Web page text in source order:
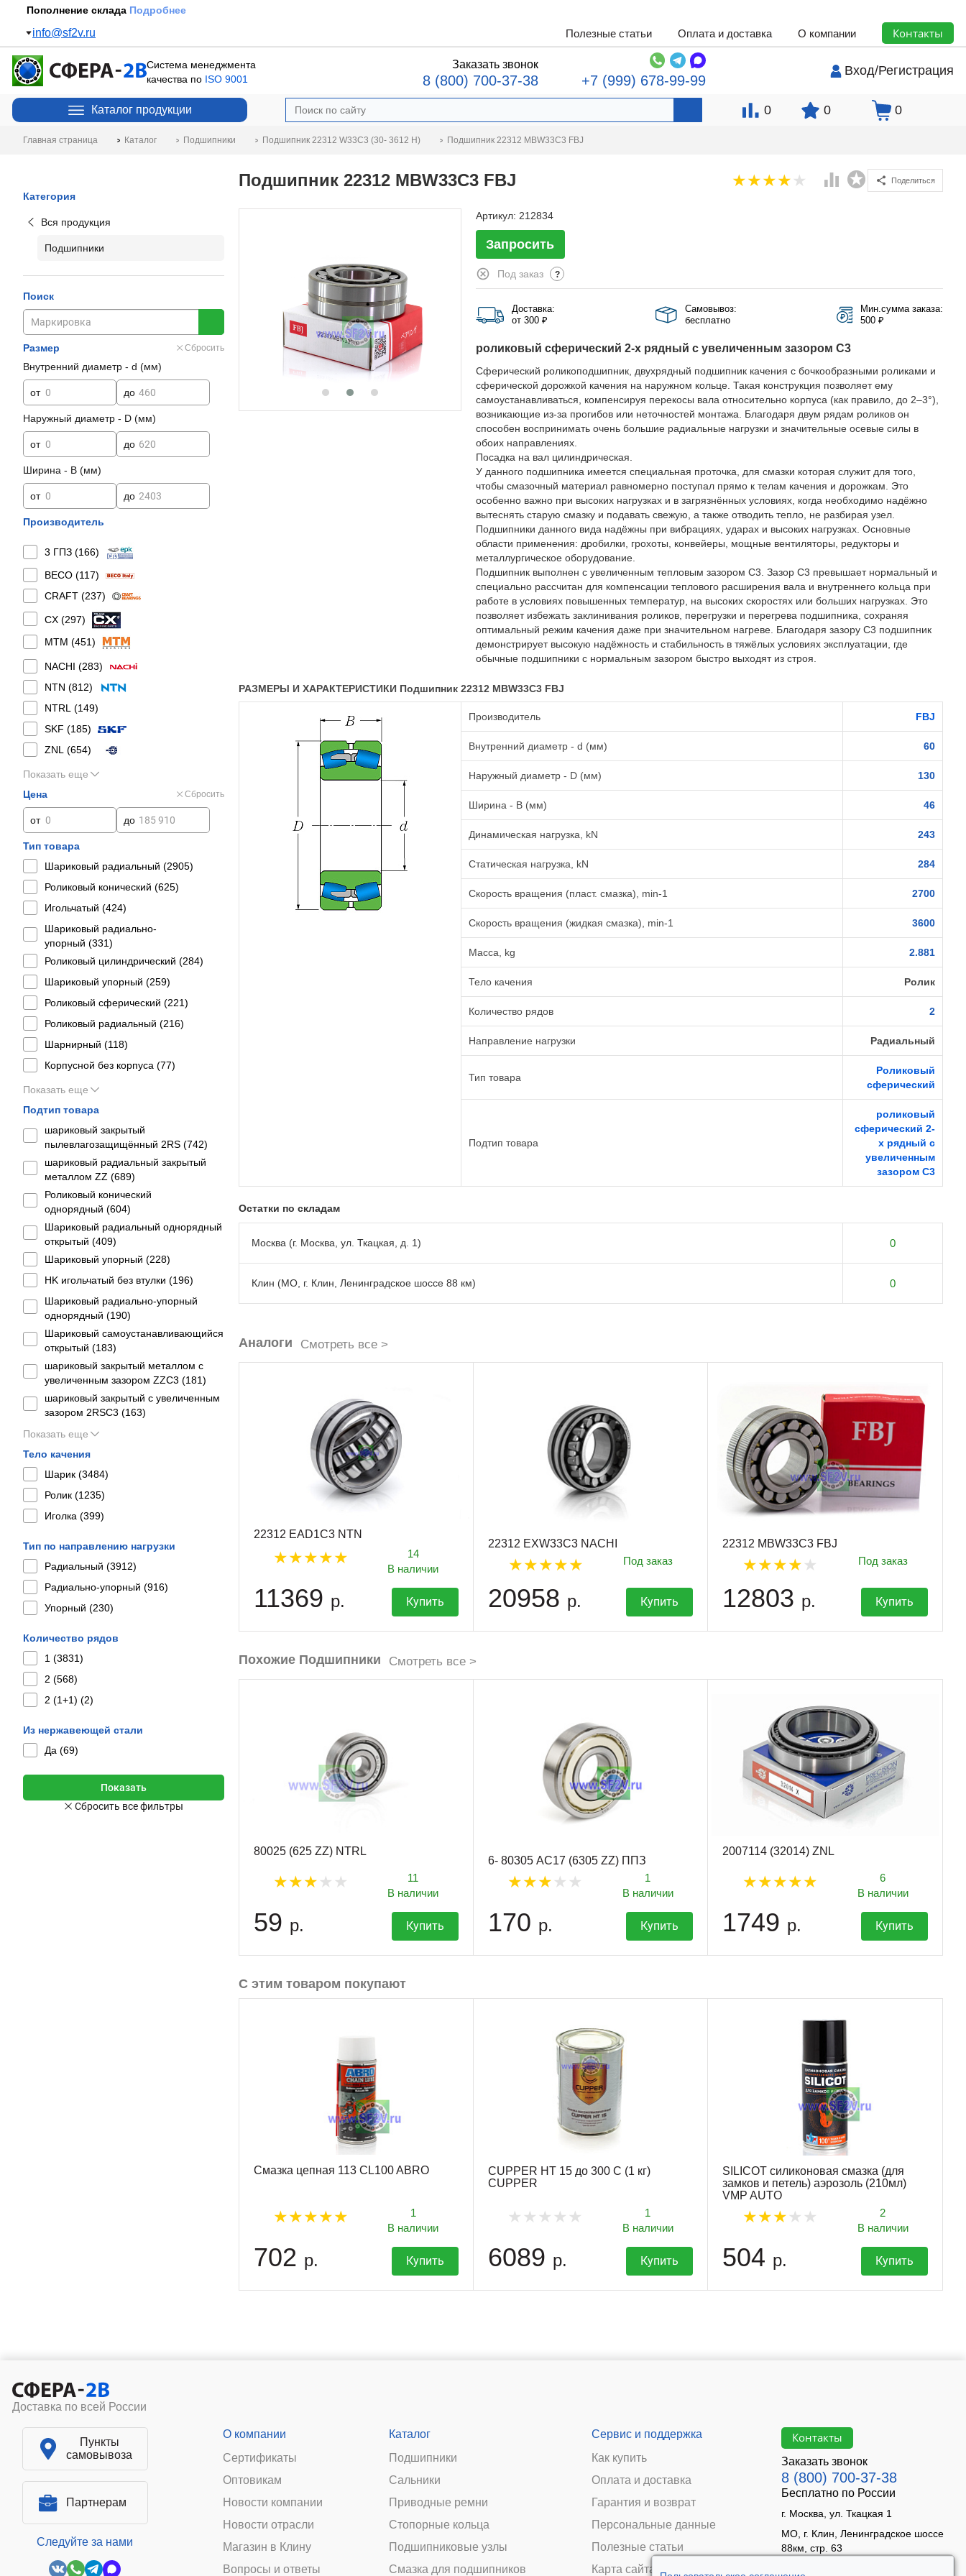
Пополнение склада Подробнее
info@sf2v.ru Полезные статьи Оплата и доставка О компании Контакты
Система менеджмента
качества по ISO 9001
Заказать звонок
8 (800) 700-37-38 +7 (999) 678-99-99
Вход/Регистрация
Каталог продукции 0 0 0
Главная страница Каталог Подшипники Подшипник 22312 W33C3 (30- 3612 Н) Подшипник 22312 MBW33C3 FBJ
Категория
Вся продукция
Подшипники
Поиск
Размер Сбросить
Внутренний диаметр - d (мм)
от до
Наружный диаметр - D (мм)
от до
Ширина - B (мм)
от до
Производитель
3 ГПЗ (166)
BECO (117)
CRAFT (237)
CX (297)
MTM (451)
NACHI (283)
NTN (812)
NTRL (149)
SKF (185)
ZNL (654)
Показать еще
Цена
Сбросить
от до
Тип товара
Шариковый радиальный (2905)
Роликовый конический (625)
Игольчатый (424)
Шариковый радиально-
упорный (331)
Роликовый цилиндрический (284)
Шариковый упорный (259)
Роликовый сферический (221)
Роликовый радиальный (216)
Шарнирный (118)
Корпусной без корпуса (77)
Показать еще
Подтип товара
шариковый закрытый
пылевлагозащищённый 2RS (742)
шариковый радиальный закрытый
металлом ZZ (689)
Роликовый конический
однорядный (604)
Шариковый радиальный однорядный
открытый (409)
Шариковый упорный (228)
HK игольчатый без втулки (196)
Шариковый радиально-упорный
однорядный (190)
Шариковый самоустанавливающийся
открытый (183)
шариковый закрытый металлом с
увеличенным зазором ZZC3 (181)
шариковый закрытый с увеличенным
зазором 2RSС3 (163)
Показать еще
Тело качения
Шарик (3484)
Ролик (1235)
Иголка (399)
Тип по направлению нагрузки
Радиальный (3912)
Радиально-упорный (916)
Упорный (230)
Количество рядов
1 (3831)
2 (568)
2 (1+1) (2)
Из нержавеющей стали
Да (69)
Подшипник 22312 MBW33C3 FBJ Поделиться
Артикул: 212834
Запросить
Под заказ ?
Доставка:
от 300 ₽
Самовывоз:
бесплатно
Мин.сумма заказа:
500 ₽
роликовый сферический 2-х рядный с увеличенным зазором C3
Сферический роликоподшипник, двухрядный подшипник качения с бочкообразными роликами и
сферической дорожкой качения на наружном кольце. Такая конструкция позволяет ему
самоустанавливаться, компенсируя перекосы вала относительно корпуса (как правило, до 2–3°),
возникающие из-за прогибов или неточностей монтажа. Благодаря двум рядам роликов он
способен воспринимать очень большие радиальные нагрузки и значительные осевые силы в
обоих направлениях.
Посадка на вал цилиндрическая.
У данного подшипника имеется специальная проточка, для смазки которая служит для того,
чтобы смазочный материал равномерно поступал прямо к телам качения и дорожкам. Это
особенно важно при высоких нагрузках и в загрязнённых условиях, когда необходимо надёжно
вытеснять старую смазку и подавать свежую, а также отводить тепло, не разбирая узел.
Подшипники данного вида надёжны при вибрациях, ударах и высоких нагрузках. Основные
области применения: дробилки, грохоты, конвейеры, мощные вентиляторы, редукторы и
металлургическое оборудование.
Подшипник выполнен с увеличенным тепловым зазором C3. Зазор C3 превышает нормальный и
специально рассчитан для компенсации теплового расширения вала и внутреннего кольца при
работе в условиях повышенных температур, на высоких скоростях или больших нагрузках. Это
позволяет избежать заклинивания роликов, перегрузки и перегрева подшипника, сохраняя
оптимальный режим качения даже при значительном нагреве. Благодаря зазору C3 подшипник
демонстрирует высокую надёжность и стабильность в тяжёлых условиях эксплуатации, где
обычные подшипники с нормальным зазором быстро выходят из строя.
РАЗМЕРЫ И ХАРАКТЕРИСТИКИ Подшипник 22312 MBW33C3 FBJ
Производитель FBJ
Внутренний диаметр - d (мм) 60
Наружный диаметр - D (мм) 130
Ширина - B (мм) 46
Динамическая нагрузка, kN 243
Статическая нагрузка, kN 284
Скорость вращения (пласт. смазка), min-1 2700
Скорость вращения (жидкая смазка), min-1 3600
Масса, kg 2.881
Тело качения Ролик
Количество рядов 2
Направление нагрузки Радиальный
Тип товара
Роликовый
сферический
Подтип товара
роликовый
сферический 2-
х рядный с
увеличенным
зазором C3
Остатки по складам
Москва (г. Москва, ул. Ткацкая, д. 1) 0
Клин (МО, г. Клин, Ленинградское шоссе 88 км) 0
Аналоги Смотреть все >
22312 EAD1C3 NTN
14
В наличии
11369 р. Купить
22312 EXW33C3 NACHI
Под заказ
20958 р. Купить
22312 MBW33C3 FBJ
Под заказ
12803 р. Купить
Похожие Подшипники Смотреть все >
80025 (625 ZZ) NTRL
11
В наличии
59 р. Купить
6- 80305 АС17 (6305 ZZ) ППЗ
1
В наличии
170 р. Купить
2007114 (32014) ZNL
6
В наличии
1749 р. Купить
С этим товаром покупают
Смазка цепная 113 CL100 ABRO
1
В наличии
702 р. Купить
CUPPER HT 15 до 300 С (1 кг)
CUPPER
1
В наличии
6089 р. Купить
SILICOT силиконовая смазка (для
замков и петель) аэрозоль (210мл)
VMP AUTO
2
В наличии
504 р. Купить
Доставка по всей России
Пункты
самовывоза
Партнерам
Следуйте за нами
О компании
Сертификаты
Оптовикам
Новости компании
Новости отрасли
Магазин в Клину
Вопросы и ответы
Каталог
Подшипники
Сальники
Приводные ремни
Стопорные кольца
Подшипниковые узлы
Смазка для подшипников
Сервис и поддержка
Как купить
Оплата и доставка
Гарантия и возврат
Персональные данные
Полезные статьи
Карта сайта
Контакты
Заказать звонок
8 (800) 700-37-38
Бесплатно по России
г. Москва, ул. Ткацкая 1
МО, г. Клин, Ленинградское шоссе
88км, стр. 63